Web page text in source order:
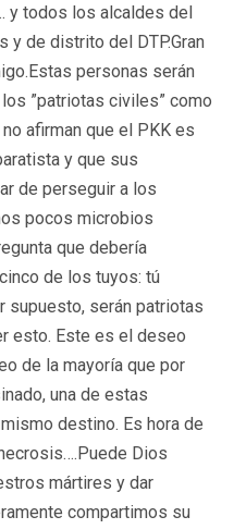
y todos los alcaldes del
y de distrito del DTP.Gran
personas serán
”patriotas civiles” como
afirman que el PKK es
y que sus
de perseguir a los
pocos microbios
que debería
de los tuyos: tú
supuesto, serán patriotas
esto. Este es el deseo
de la mayoría que por
una de estas
destino. Es hora de
Dios
mártires y dar
compartimos su